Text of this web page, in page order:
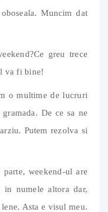
Muncim dat
greu trece
va fi bine!
o multime de lucruri
De ce sa ne
Putem rezolva si
weekend-ul are
numele altora dar,
Asta e visul meu.